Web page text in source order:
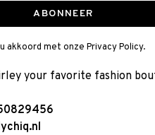
ABONNEER
akkoord met onze Privacy Policy.
your favorite fashion